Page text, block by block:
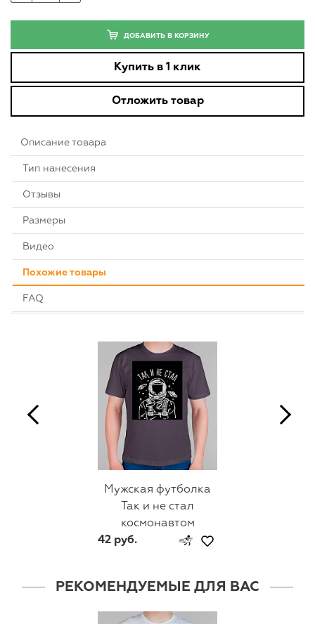
ДОБАВИТЬ В КОРЗИНУ
Купить в 1 клик
Отложить товар
Описание товара
Тип нанесения
Отзывы
Размеры
Видео
Похожие товары
FAQ
Мужская футболка
Так и не стал
космонавтом
42 руб.
РЕКОМЕНДУЕМЫЕ ДЛЯ ВАС